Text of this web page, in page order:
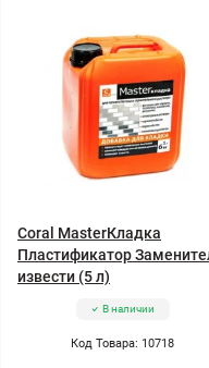
Coral MasterКладка
Пластификатор
извести (5 л)
В наличии
Код Товара: 10718